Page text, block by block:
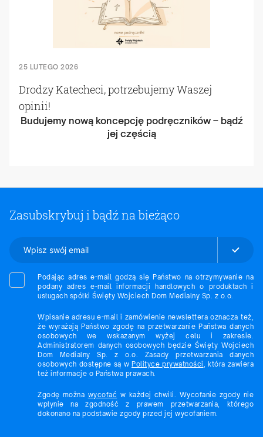
25 LUTEGO 2026
Drodzy Katecheci, potrzebujemy Waszej
opinii!
Budujemy nową koncepcję podręczników – bądź
jej częścią
Zasubskrybuj i bądź na bieżąco
Podając adres e-mail godzą się Państwo na otrzymywanie na
podany adres e-mail informacji handlowych o produktach i
usługach spółki Święty Wojciech Dom Medialny Sp. z o.o.
Wpisanie adresu e-mail i zamówienie newslettera oznacza też,
że wyrażają Państwo zgodę na przetwarzanie Państwa danych
osobowych we wskazanym wyżej celu i zakresie.
Administratorem danych osobowych będzie Święty Wojciech
Dom Medialny Sp. z o.o. Zasady przetwarzania danych
osobowych dostępne są w Polityce prywatności, która zawiera
też informacje o Państwa prawach.
Zgodę można wycofać w każdej chwili. Wycofanie zgody nie
wpłynie na zgodność z prawem przetwarzania, którego
dokonano na podstawie zgody przed jej wycofaniem.